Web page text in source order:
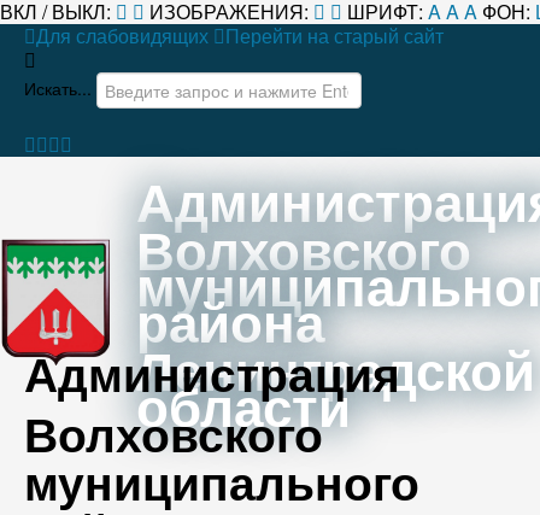
ВКЛ / ВЫКЛ: ИЗОБРАЖЕНИЯ: ШРИФТ: AAA ФОН:
Для слабовидящих
Перейти на старый сайт
Искать...
Волховского
района
Ленинградской
области
Администрация
Волховского
муниципального